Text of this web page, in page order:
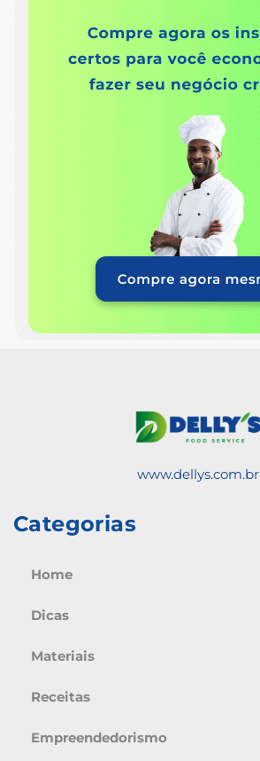
www.dellys.com.br
Categorias
Home
Dicas
Materiais
Receitas
Empreendedorismo